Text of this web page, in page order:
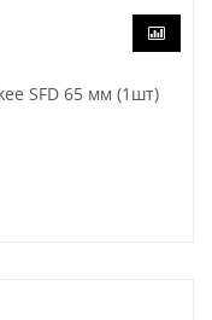
SFD 65 мм (1шт)